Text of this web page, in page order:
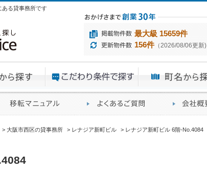
ある貸事務所です
最大級 15659件
156件（2026/08/06更新)
大阪市西区の貸事務所 レナジア新町ビル レナジア新町ビル 6階-No.4084